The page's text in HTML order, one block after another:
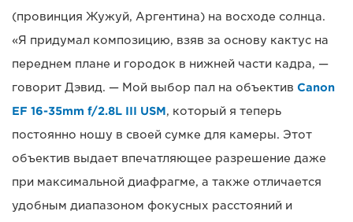
(провинция Жужуй, Аргентина) на восходе солнца.
«Я придумал композицию, взяв за основу кактус на
переднем плане и городок в нижней части кадра, —
говорит Дэвид. — Мой выбор пал на объектив Canon
EF 16-35mm f/2.8L III USM, который я теперь
постоянно ношу в своей сумке для камеры. Этот
объектив выдает впечатляющее разрешение даже
при максимальной диафрагме, а также отличается
удобным диапазоном фокусных расстояний и